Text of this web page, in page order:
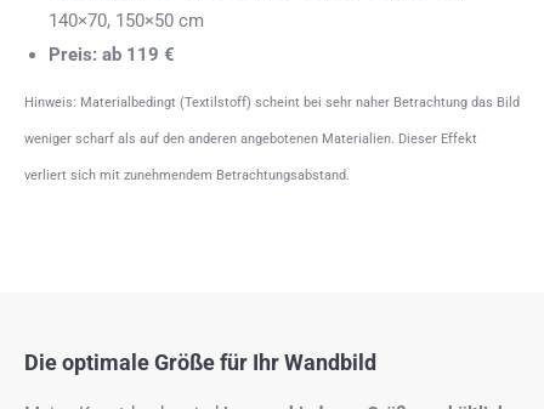
140×70, 150×50 cm
Preis: ab 119 €
Hinweis: Materialbedingt (Textilstoff) scheint bei sehr naher Betrachtung das Bild
weniger scharf als auf den anderen angebotenen Materialien. Dieser Effekt
verliert sich mit zunehmendem Betrachtungsabstand.
Die optimale Größe für Ihr Wandbild